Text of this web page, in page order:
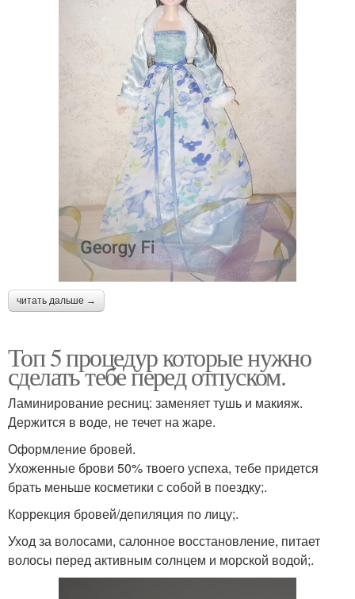
читать дальше →
Топ 5 процедур которые нужно
сделать тебе перед отпуском.
Ламинирование ресниц: заменяет тушь и макияж.
Держится в воде, не течет на жаре.
Оформление бровей.
Ухоженные брови 50% твоего успеха, тебе придется
брать меньше косметики с собой в поездку;.
Коррекция бровей/депиляция по лицу;.
Уход за волосами, салонное восстановление, питает
волосы перед активным солнцем и морской водой;.